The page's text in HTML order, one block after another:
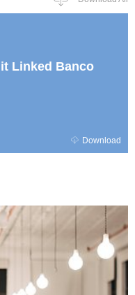
Linked Banco
Download